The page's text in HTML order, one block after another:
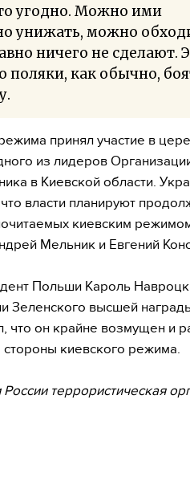
угодно. Можно ими
унижать, можно
ничего не сделают.
поляки, как обычно,
принял участие в
из лидеров
в Киевской области.
власти планируют
киевским
Мельник и Евгений
Польши Кароль
Зеленского высшей
что он крайне возмущен и
киевского режима.
террористическая